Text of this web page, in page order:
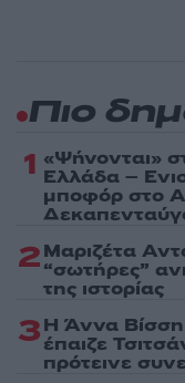
Πιο
1 «Ψήνονται»
Ελλάδα –
μποφόρ στο
2Μαριζέτα
“σωτήρες”
της ιστορίας
3Η Άννα
έπαιζε
πρότεινε